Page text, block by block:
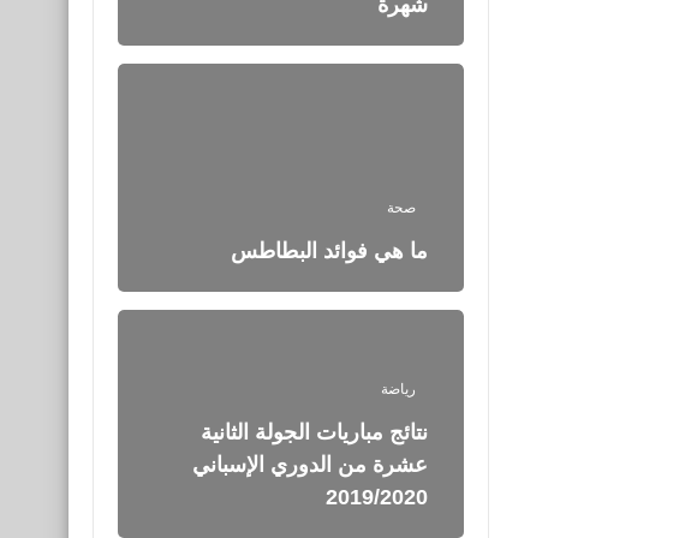
صحة
ما هي فوائد البطاطس
رياضة
نتائج مباريات الجولة الثانية
عشرة من الدوري الإسباني
2019/2020